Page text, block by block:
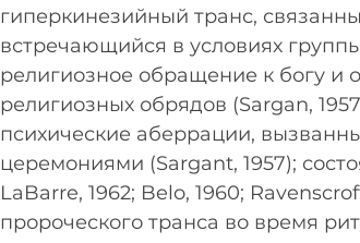
гиперкинезийный транс,
встречающийся в условиях
религиозное обращение к богу и
религиозных обрядов (Sargan,
психические аберрации,
церемониями (Sargant, 1957);
LaBarre, 1962; Belo, 1960;
пророческого транса во время